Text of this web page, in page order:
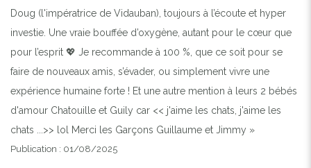
Doug (l'impératrice de Vidauban), toujours à l’écoute et hyper
investie. Une vraie bouffée d’oxygène, autant pour le cœur que
pour l’esprit 💖 Je recommande à 100 %, que ce soit pour se
faire de nouveaux amis, s’évader, ou simplement vivre une
expérience humaine forte ! Et une autre mention à leurs 2 bébés
d'amour Chatouille et Guily car << j'aime les chats, j'aime les
chats ...>> lol Merci les Garçons Guillaume et Jimmy »
Publication : 01/08/2025